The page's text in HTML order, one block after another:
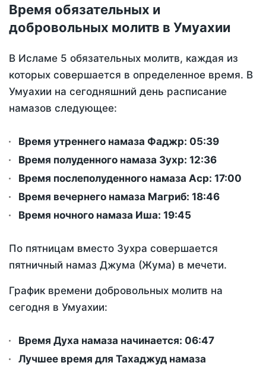
Время обязательных и
добровольных молитв в Умуахии
В Исламе 5 обязательных молитв, каждая из
которых совершается в определенное время. В
Умуахии на сегодняшний день расписание
намазов следующее:
Время утреннего намаза Фаджр: 05:39
Время полуденного намаза Зухр: 12:36
Время послеполуденного намаза Аср: 17:00
Время вечернего намаза Магриб: 18:46
Время ночного намаза Иша: 19:45
По пятницам вместо Зухра совершается
пятничный намаз Джума (Жума) в мечети.
График времени добровольных молитв на
сегодня в Умуахии:
Время Духа намаза начинается: 06:47
Лучшее время для Тахаджуд намаза